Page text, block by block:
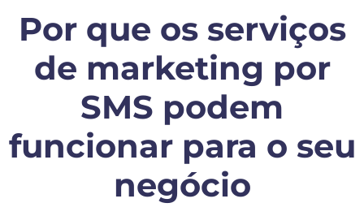
Por que os serviços
de marketing por
SMS podem
funcionar para o seu
negócio